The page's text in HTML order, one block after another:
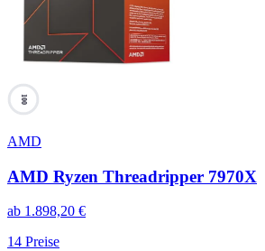
100
AMD
AMD Ryzen Threadripper 7970X
ab 1.898,20 €
14 Preise